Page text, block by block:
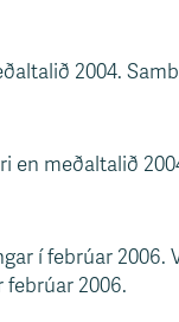
2004.
en meðaltalið
í febrúar 2006.
2006.